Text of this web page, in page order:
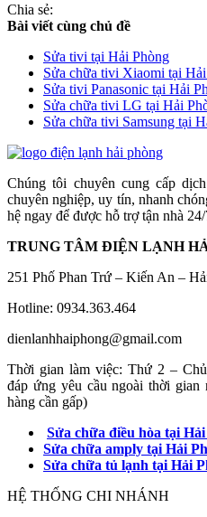
Chia sẻ:
Bài viết cùng chủ đề
Sửa tivi tại Hải Phòng
Sửa chữa tivi Xiaomi tại
Sửa tivi Panasonic tại Hải
Sửa chữa tivi LG tại Hải
Sửa chữa tivi Samsung tại
Chúng tôi chuyên cung cấp
chuyên nghiệp, uy tín, nhanh
hệ ngay để được hỗ trợ tận nhà 24/
TRUNG TÂM ĐIỆN LẠNH
251 Phố Phan Trứ – Kiến An –
Hotline: 0934.363.464
dienlanhhaiphong@gmail.com
Thời gian làm việc: Thứ 2 –
đáp ứng yêu cầu ngoài thời gian
hàng cần gấp)
Sửa chữa điều hòa tại
Sửa chữa amply tại Hải
Sửa chữa tủ lạnh tại Hải
HỆ THỐNG CHI NHÁNH